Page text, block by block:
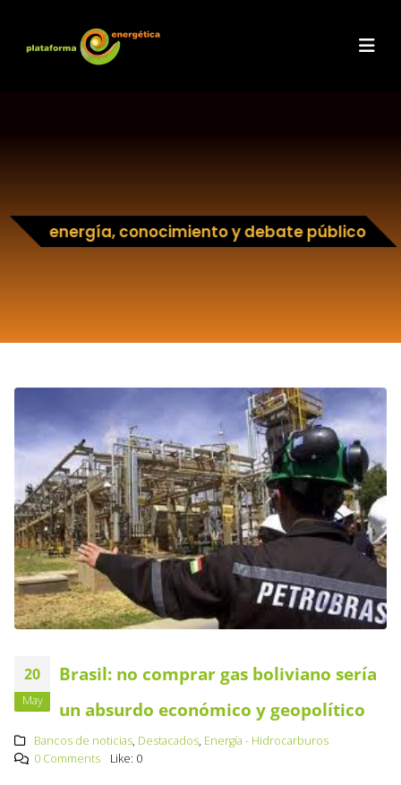
energía, conocimiento y debate público
20
May
Brasil: no comprar gas boliviano sería
un absurdo económico y geopolítico
Bancos de noticias, Destacados, Energía - Hidrocarburos
0 Comments
Like: 0